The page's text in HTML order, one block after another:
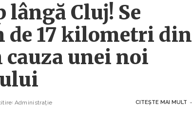
lângă Cluj! Se
17 kilometri din
cauza unei noi
Administrație CITEȘTE MAI MULT